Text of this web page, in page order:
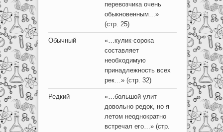
перевозчика очень
обыкновенным…»
(стр. 25)
Обычный
«…кулик-сорока
составляет
необходимую
принадлежность всех
рек…» (стр. 32)
Редкий
«…большой улит
довольно редок, но я
летом неоднократно
встречал его…» (стр.